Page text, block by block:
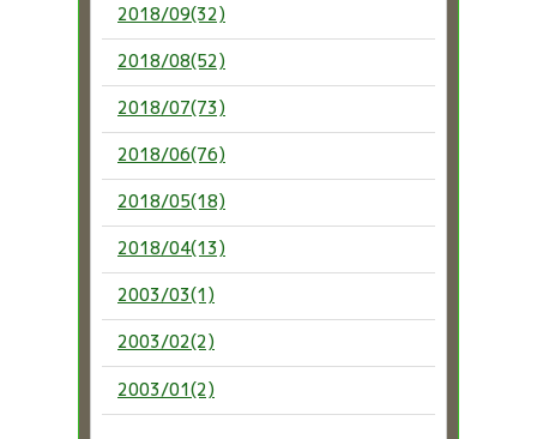
2018/09(32)
2018/08(52)
2018/07(73)
2018/06(76)
2018/05(18)
2018/04(13)
2003/03(1)
2003/02(2)
2003/01(2)